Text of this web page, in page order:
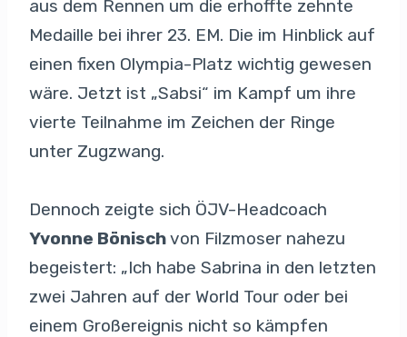
aus dem Rennen um die erhoffte zehnte
Medaille bei ihrer 23. EM. Die im Hinblick auf
einen fixen Olympia-Platz wichtig gewesen
wäre. Jetzt ist „Sabsi“ im Kampf um ihre
vierte Teilnahme im Zeichen der Ringe
unter Zugzwang.
Dennoch zeigte sich ÖJV-Headcoach
Yvonne Bönischvon Filzmoser nahezu
begeistert: „Ich habe Sabrina in den letzten
zwei Jahren auf der World Tour oder bei
einem Großereignis nicht so kämpfen